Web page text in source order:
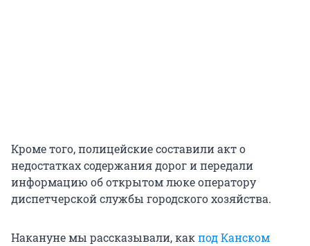
Кроме того, полицейские составили акт о
недостатках содержания дорог и передали
информацию об открытом люке оператору
диспетчерской службы городского хозяйства.
Накануне мы рассказывали, какпод Канском